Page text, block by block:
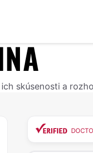
skúsenosti a